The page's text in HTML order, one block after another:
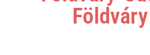
Földváry